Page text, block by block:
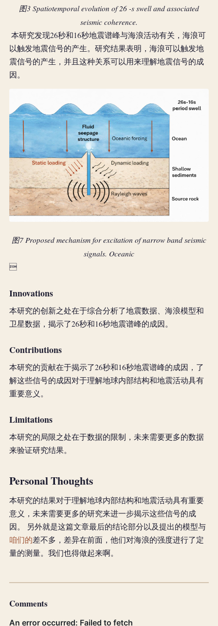
图3 Spatiotemporal evolution of 26 -s swell and associated
seismic coherence.
 本研究发现26秒和16秒地震谱峰与海浪活动有关，海浪可
以触发地震信号的产生。研究结果表明，海浪可以触发地
震信号的产生，并且这种关系可以用来理解地震信号的成
因。
图7 Proposed mechanism for excitation of narrow band seismic
signals. Oceanic

Innovations
本研究的创新之处在于综合分析了地震数据、海浪模型和
卫星数据，揭示了26秒和16秒地震谱峰的成因。
Contributions
本研究的贡献在于揭示了26秒和16秒地震谱峰的成因，了
解这些信号的成因对于理解地球内部结构和地震活动具有
重要意义。
Limitations
本研究的局限之处在于数据的限制，未来需要更多的数据
来验证研究结果。
Personal Thoughts
本研究的结果对于理解地球内部结构和地震活动具有重要
意义，未来需要更多的研究来进一步揭示这些信号的成
因。 另外就是这篇文章最后的结论部分以及提出的模型与
咱们的差不多，差异在前面，他们对海浪的强度进行了定
量的测量。我们也得做起来啊。
Comments